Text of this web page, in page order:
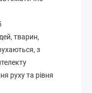
тварин,
з
руху та рівня